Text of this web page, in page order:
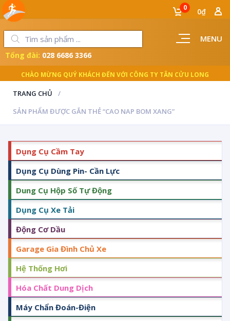
MENU
0 0₫
CHÀO MỪNG QUÝ KHÁCH ĐẾN VỚI CÔNG TY TÂN CỬU LONG
Tổng đài: 028 6686 3366
TRANG CHỦ
SẢN PHẨM ĐƯỢC GẮN THẺ “CAO NAP BOM XANG”
Dụng Cụ Cầm Tay
Dụng Cụ Dùng Pin- Cần Lực
Dung Cụ Hộp Số Tự Động
Dụng Cụ Xe Tải
Động Cơ Dầu
Garage Gia Đình Chủ Xe
Hệ Thống Hơi
Hóa Chất Dung Dịch
Máy Chẩn Đoán-Điện